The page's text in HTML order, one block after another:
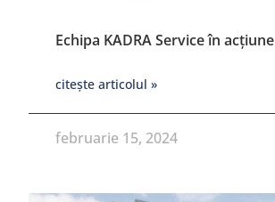
Echipa KADRA Service în acțiune
citește articolul »
februarie 15, 2024